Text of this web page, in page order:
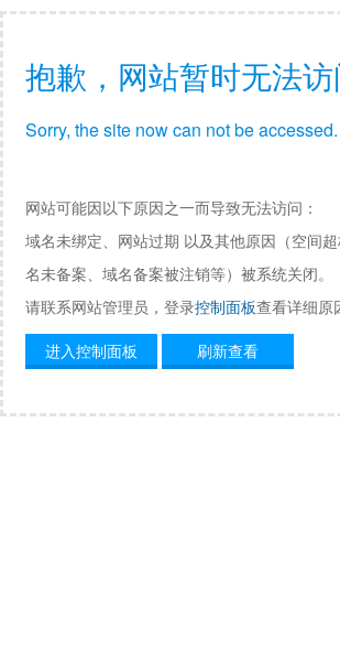
抱歉，网站暂时无法访
Sorry, the site now can not be accessed.
网站可能因以下原因之一而导致无法访问：
域名未绑定、网站过期 以及其他原因（空间
名未备案、域名备案被注销等）被系统关闭。
请联系网站管理员，登录控制面板查看详细原
进入控制面板
刷新查看